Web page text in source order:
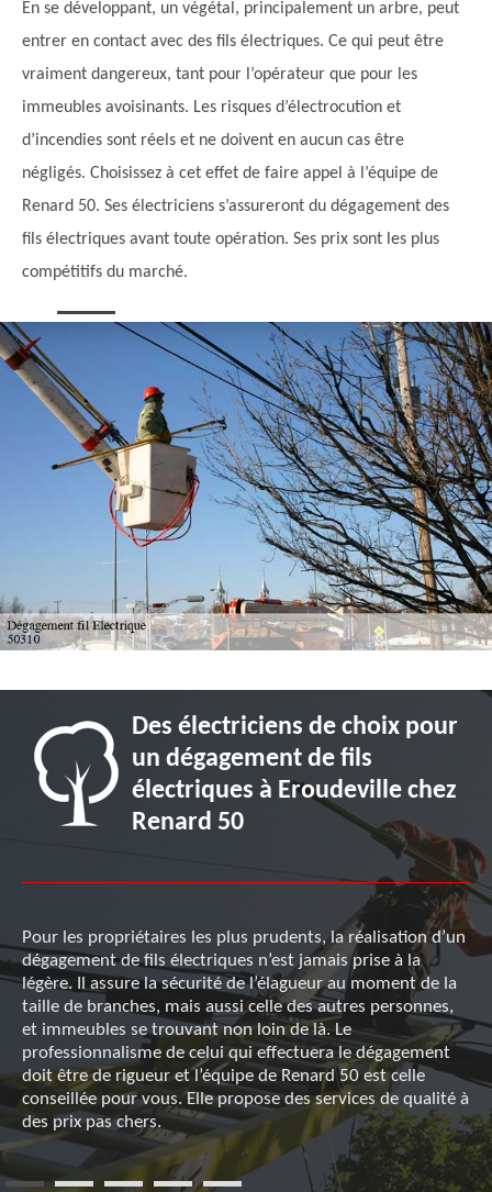
En se développant, un végétal, principalement un arbre, peut
entrer en contact avec des fils électriques. Ce qui peut être
vraiment dangereux, tant pour l’opérateur que pour les
immeubles avoisinants. Les risques d’électrocution et
d’incendies sont réels et ne doivent en aucun cas être
négligés. Choisissez à cet effet de faire appel à l’équipe de
Renard 50. Ses électriciens s’assureront du dégagement des
fils électriques avant toute opération. Ses prix sont les plus
compétitifs du marché.
Des électriciens de choix pour
un dégagement de fils
électriques à Eroudeville chez
Renard 50
Pour les propriétaires les plus prudents, la réalisation d’un
dégagement de fils électriques n’est jamais prise à la
légère. Il assure la sécurité de l’élagueur au moment de la
taille de branches, mais aussi celle des autres personnes,
et immeubles se trouvant non loin de là. Le
professionnalisme de celui qui effectuera le dégagement
doit être de rigueur et l’équipe de Renard 50 est celle
conseillée pour vous. Elle propose des services de qualité à
des prix pas chers.